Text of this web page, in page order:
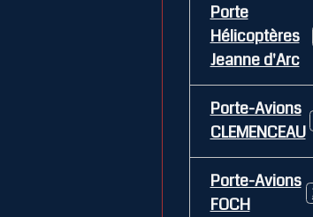
Porte
Hélicoptères
Jeanne d'Arc
Porte-Avions
CLEMENCEAU
Porte-Avions
FOCH